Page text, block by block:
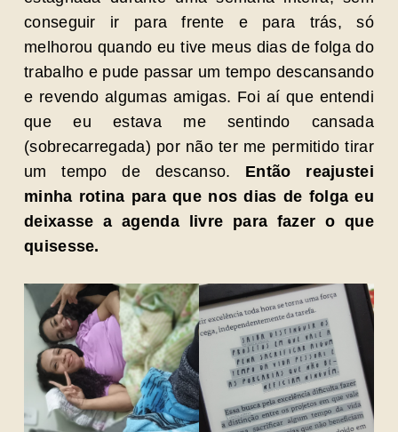
conseguir ir para frente e para trás, só
melhorou quando eu tive meus dias de folga do
trabalho e pude passar um tempo descansando
e revendo algumas amigas. Foi aí que entendi
que eu estava me sentindo cansada
(sobrecarregada) por não ter me permitido tirar
um tempo de descanso. Então reajustei
minha rotina para que nos dias de folga eu
deixasse a agenda livre para fazer o que
quisesse.